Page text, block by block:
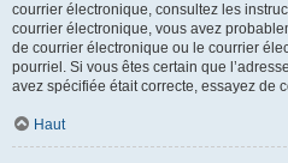
courrier électronique, consultez les
courrier électronique, vous avez
de courrier électronique ou le courrier
pourriel. Si vous êtes certain que
avez spécifiée était correcte, essayez de
Haut